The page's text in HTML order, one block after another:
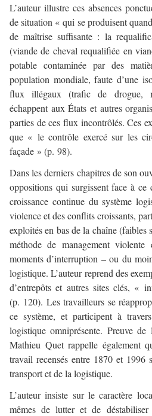
L’auteur illustre ces absences
de situation « qui se produisent
de maîtrise suffisante : la
(viande de cheval requalifiée en
potable contaminée par des
population mondiale, faute d’une
flux illégaux (trafic de drogue,
échappent aux États et autres
parties de ces flux incontrôlés. Ces
que « le contrôle exercé sur les
façade » (p. 98).
Dans les derniers chapitres de son
oppositions qui surgissent face à ce
croissance continue du système
violence et des conflits croissants,
exploités en bas de la chaîne
méthode de management
moments d’interruption – ou du
logistique. L’auteur reprend des
d’entrepôts et autres sites clés, «
(p. 120). Les travailleurs se
ce système, et participent à
logistique omniprésente. Preuve
Mathieu Quet rappelle également
travail recensés entre 1870 et 1996
transport et de la logistique.
L’auteur insiste sur le caractère
mêmes de lutter et de